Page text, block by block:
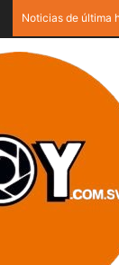
Noticias de última